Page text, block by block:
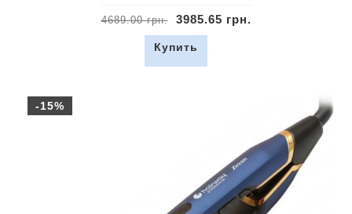
4689.00 грн. 3985.65 грн.
Купить
-15%